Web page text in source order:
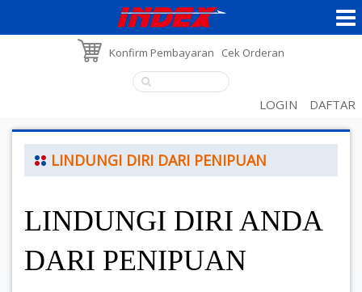
Konfirm Pembayaran Cek Orderan
LOGIN DAFTAR
LINDUNGI DIRI DARI PENIPUAN
LINDUNGI DIRI ANDA
DARI PENIPUAN